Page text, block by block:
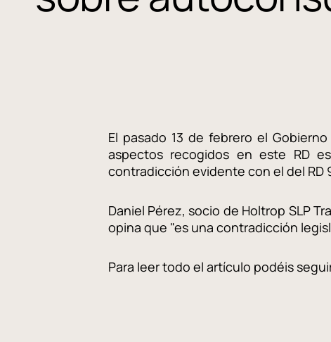
El pasado 13 de febrero el
aspectos recogidos en este RD
contradicción evidente con el del RD
Daniel Pérez, socio de Holtrop SLP
opina que "es una contradicción
Para leer todo el artículo podéis